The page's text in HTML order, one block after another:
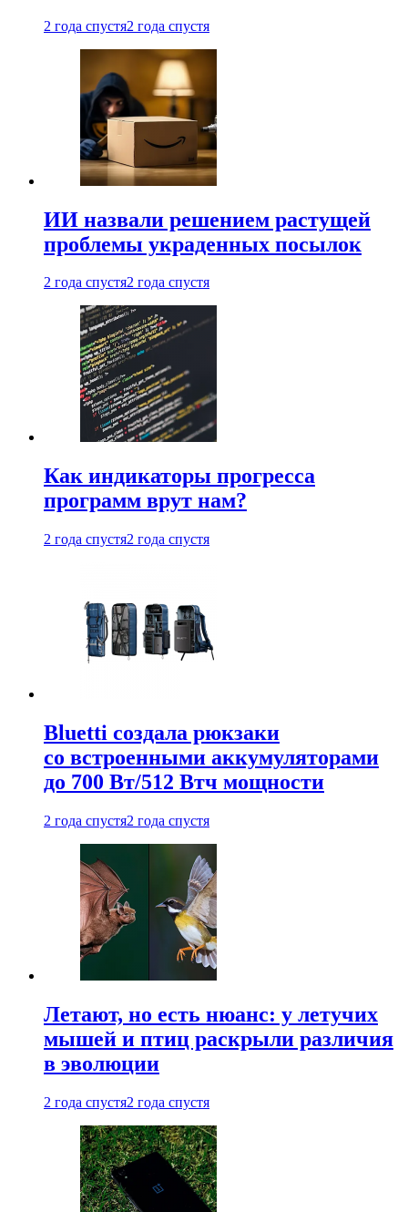
2 года спустя2 года спустя
ИИ назвали решением растущей
проблемы украденных посылок
2 года спустя2 года спустя
Как индикаторы прогресса
программ врут нам?
2 года спустя2 года спустя
Bluetti создала рюкзаки
со встроенными аккумуляторами
до 700 Вт/512 Втч мощности
2 года спустя2 года спустя
Летают, но есть нюанс: у летучих
мышей и птиц раскрыли различия
в эволюции
2 года спустя2 года спустя